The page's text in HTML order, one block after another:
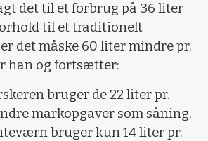
det til et forbrug på 36 liter
til et traditionelt
det måske 60 liter mindre pr.
han og fortsætter:
bruger de 22 liter pr.
markopgaver som såning,
bruger kun 14 liter pr.